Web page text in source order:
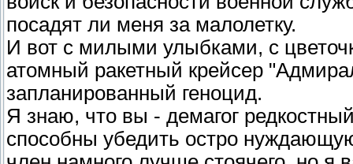
посадят ли меня за малолетку.
И вот с милыми улыбками, с
атомный ракетный крейсер
запланированный геноцид.
Я знаю, что вы - демагог
способны убедить остро